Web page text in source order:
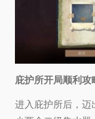
庇护所开局顺利攻
进入庇护所后，